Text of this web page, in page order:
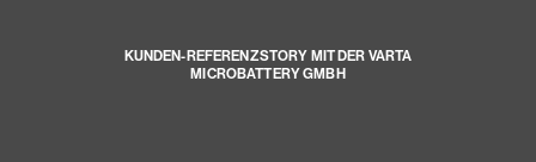
KUNDEN-REFERENZSTORY MIT DER VARTA
MICROBATTERY GMBH